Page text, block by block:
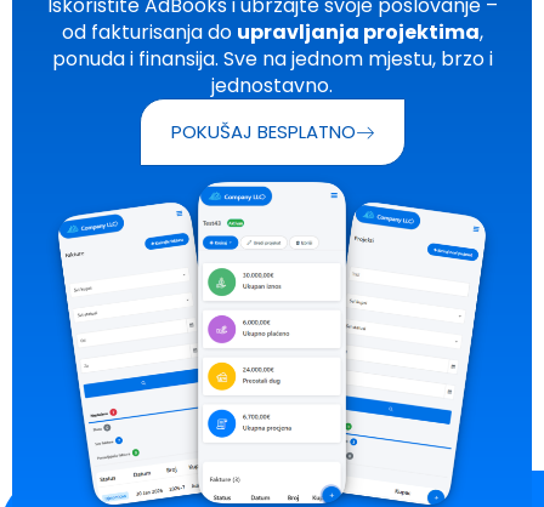
panel
panel
panel
panel
panel
panel
panel
panel
panel
od fakturisanja do upravljanja projektima,
ponuda i finansija. Sve na jednom mjestu, brzo i
jednostavno.
POKUŠAJ BESPLATNO